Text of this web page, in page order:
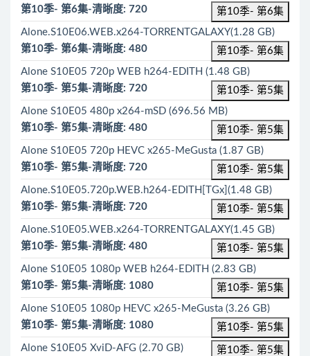
第10季- 第6集
第10季- 第6集-清晰度: 720
Alone.S10E06.WEB.x264-TORRENTGALAXY(1.28 GB)
第10季- 第6集
第10季- 第6集-清晰度: 480
Alone S10E05 720p WEB h264-EDITH (1.48 GB)
第10季- 第5集
第10季- 第5集-清晰度: 720
Alone S10E05 480p x264-mSD (696.56 MB)
第10季- 第5集
第10季- 第5集-清晰度: 480
Alone S10E05 720p HEVC x265-MeGusta (1.87 GB)
第10季- 第5集
第10季- 第5集-清晰度: 720
Alone.S10E05.720p.WEB.h264-EDITH[TGx](1.48 GB)
第10季- 第5集
第10季- 第5集-清晰度: 720
Alone.S10E05.WEB.x264-TORRENTGALAXY(1.45 GB)
第10季- 第5集
第10季- 第5集-清晰度: 480
Alone S10E05 1080p WEB h264-EDITH (2.83 GB)
第10季- 第5集
第10季- 第5集-清晰度: 1080
Alone S10E05 1080p HEVC x265-MeGusta (3.26 GB)
第10季- 第5集
第10季- 第5集-清晰度: 1080
Alone S10E05 XviD-AFG (2.70 GB)
第10季- 第5集